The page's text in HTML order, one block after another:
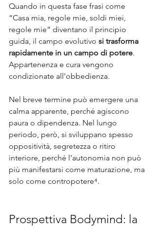
Quando in questa fase frasi come
“Casa mia, regole mie, soldi miei,
regole mie” diventano il principio
guida, il campo evolutivo si trasforma
rapidamente in un campo di potere.
Appartenenza e cura vengono
condizionate all’obbedienza.
Nel breve termine può emergere una
calma apparente, perché agiscono
paura o dipendenza. Nel lungo
periodo, però, si sviluppano spesso
oppositività, segretezza o ritiro
interiore, perché l’autonomia non può
più manifestarsi come maturazione, ma
solo come contropotere⁴.
Prospettiva Bodymind: la